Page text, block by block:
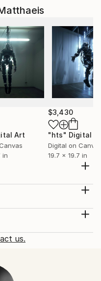
Art
in
$3,430
"hts" Digital
Digital on
19.7 x 19.7 in
DM
shipments.
us.